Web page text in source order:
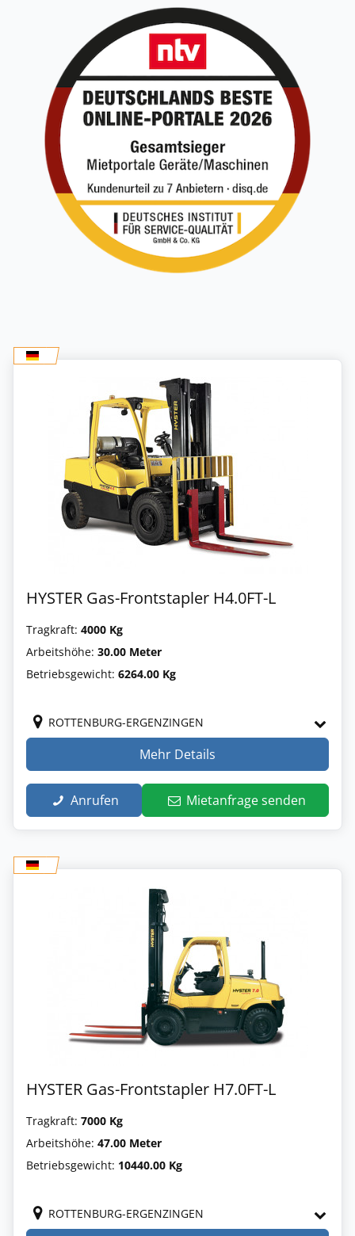
HYSTER Gas-Frontstapler H4.0FT-L
Tragkraft: 4000 Kg
Arbeitshöhe: 30.00 Meter
Betriebsgewicht: 6264.00 Kg
ROTTENBURG-ERGENZINGEN
Mehr Details
Anrufen Mietanfrage senden
HYSTER Gas-Frontstapler H7.0FT-L
Tragkraft: 7000 Kg
Arbeitshöhe: 47.00 Meter
Betriebsgewicht: 10440.00 Kg
ROTTENBURG-ERGENZINGEN